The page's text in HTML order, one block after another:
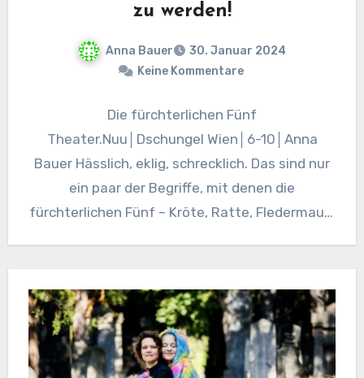
zu werden!
Anna Bauer
30. Januar 2024
Keine Kommentare
Die fürchterlichen Fünf
Theater.Nuu│Dschungel Wien│6-10│Anna
Bauer Hässlich, eklig, schrecklich. Das sind nur
ein paar der Begriffe, mit denen die
fürchterlichen Fünf – Kröte, Ratte, Fledermaus,